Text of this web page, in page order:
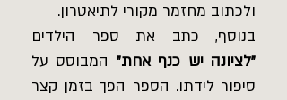
ולכתוב מחזמר מקורי לתיאטרון.
בנוסף, כתב את ספר הילדים
"לציונה יש כנף אחת" המבוסס על
סיפור לידתו. הספר הפך בזמן קצר